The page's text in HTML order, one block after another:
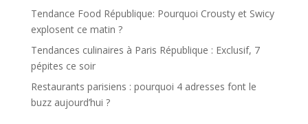
Tendance Food République: Pourquoi Crousty et Swicy
explosent ce matin ?
Tendances culinaires à Paris République : Exclusif, 7
pépites ce soir
Restaurants parisiens : pourquoi 4 adresses font le
buzz aujourd’hui ?